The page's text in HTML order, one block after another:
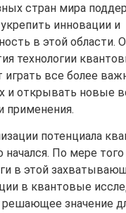
стран мира
инновации и
в этой области.
технологии
все более
и открывать новые
применения.
потенциала
начался. По мере
в этой
в квантовые
значение